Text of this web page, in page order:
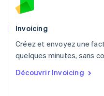
Invoicing
Créez et envoyez une
quelques minutes, sans
Découvrir Invoicing
Nouvelle-Zélande
Pays-Bas
Nederlands
Pologne
English
PortuguêsEnglish